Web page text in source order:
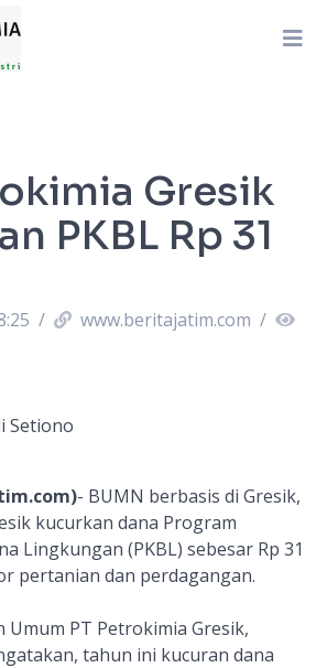
Gresik
PKBL Rp 31
/ www.beritajatim.com /
Setiono
- BUMN berbasis di Gresik,
kucurkan dana Program
Lingkungan (PKBL) sebesar Rp 31
pertanian dan perdagangan.
Umum PT Petrokimia Gresik,
tahun ini kucuran dana